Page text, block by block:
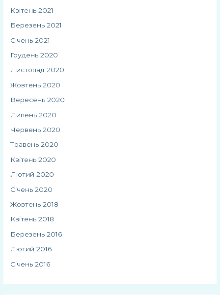
Квітень 2021
Березень 2021
Січень 2021
Грудень 2020
Листопад 2020
Жовтень 2020
Вересень 2020
Липень 2020
Червень 2020
Травень 2020
Квітень 2020
Лютий 2020
Січень 2020
Жовтень 2018
Квітень 2018
Березень 2016
Лютий 2016
Січень 2016